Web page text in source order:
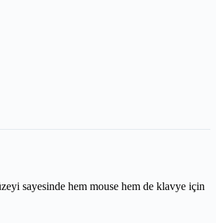
sayesinde hem mouse hem de klavye için